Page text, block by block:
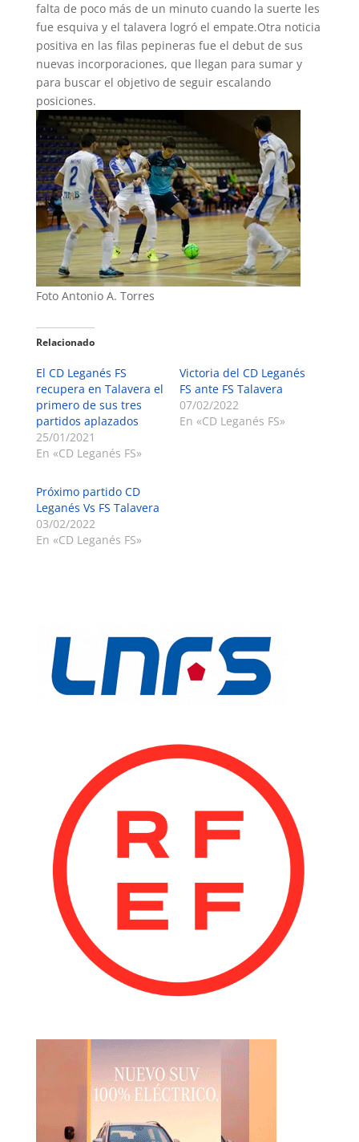
falta de poco más de un minuto cuando la suerte les
fue esquiva y el talavera logró el empate.Otra noticia
positiva en las filas pepineras fue el debut de sus
nuevas incorporaciones, que llegan para sumar y
para buscar el objetivo de seguir escalando
posiciones.
Foto Antonio A. Torres
Relacionado
El CD Leganés FS
recupera en Talavera el
primero de sus tres
partidos aplazados
25/01/2021
En «CD Leganés FS»
Victoria del CD Leganés
FS ante FS Talavera
07/02/2022
En «CD Leganés FS»
Próximo partido CD
Leganés Vs FS Talavera
03/02/2022
En «CD Leganés FS»